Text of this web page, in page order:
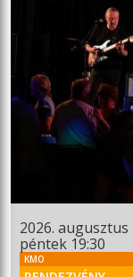
2026. augusztus
péntek 19:30
KMO